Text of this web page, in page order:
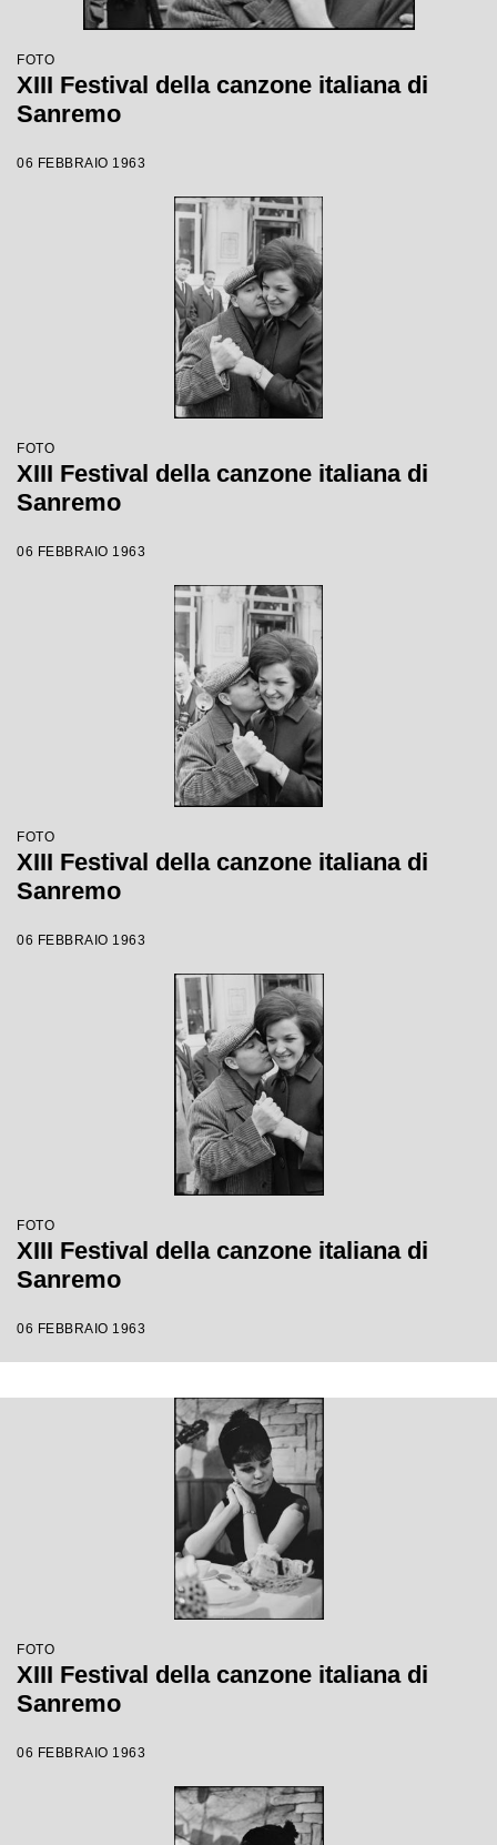
FOTO
XIII Festival della canzone italiana di
Sanremo
06 FEBBRAIO 1963
FOTO
XIII Festival della canzone italiana di
Sanremo
06 FEBBRAIO 1963
FOTO
XIII Festival della canzone italiana di
Sanremo
06 FEBBRAIO 1963
FOTO
XIII Festival della canzone italiana di
Sanremo
06 FEBBRAIO 1963
FOTO
XIII Festival della canzone italiana di
Sanremo
06 FEBBRAIO 1963